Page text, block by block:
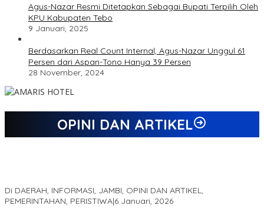
Agus-Nazar Resmi Ditetapkan Sebagai Bupati Terpilih Oleh
KPU Kabupaten Tebo
9 Januari, 2025
Berdasarkan Real Count Internal, Agus-Nazar Unggul 61
Persen dari Aspan-Tono Hanya 39 Persen
28 November, 2024
OPINI DAN ARTIKEL
Di DAERAH, INFORMASI, JAMBI, OPINI DAN ARTIKEL,
PEMERINTAHAN, PERISTIWA|6 Januari, 2026